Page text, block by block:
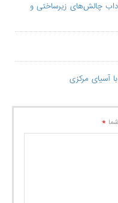
چالش‌های زیرساختی و
آسیای مرکزی
*